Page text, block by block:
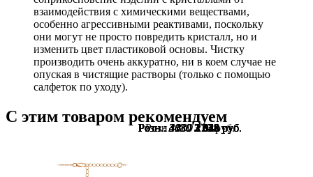
Розн.:3130 2 348руб.
Розн.:3130 2 348руб.
Розн.:3130 2 348руб.
Розн.:3130 2 348руб.
Розн.:3130 2 348руб.
Розн.:3130 2 348руб.
Розн.:4030 3 023руб.
Розн.:4030 3 023руб.
Розн.:4030 3 023руб.
Розн.:4030 3 023руб.
Розн.:4030 3 023руб.
Розн.:4030 3 023руб.
взаимодействия с химическими веществами,
особенно агрессивными реактивами, поскольку
они могут не просто повредить кристалл, но и
изменить цвет пластиковой основы. Чистку
производить очень аккуратно, ни в коем случае не
опуская в чистящие растворы (только с помощью
салфеток по уходу).
С этим товаром рекомендуем
Розн.:2680 2 010руб.
Розн.:300 225руб.